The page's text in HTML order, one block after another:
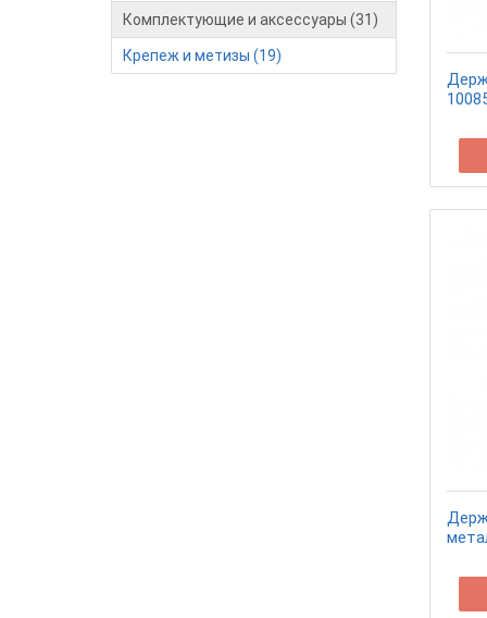
Комплектующие и аксессуары (31)
Крепеж и метизы (19)